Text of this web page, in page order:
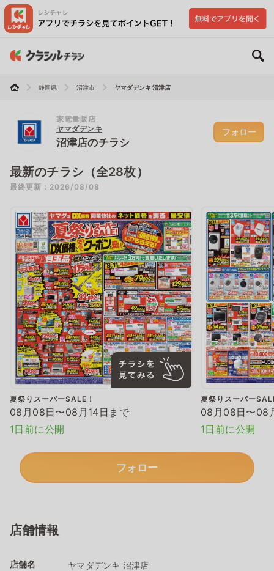
静岡県 沼津市 ヤマダデンキ 沼津店
家電量販店
ヤマダデンキ
沼津店のチラシ
フォロー
最新のチラシ（全28枚）
最終更新：2026/08/08
夏祭りスーパーSALE！
08月08日〜08月14日まで
1日前に公開
夏祭りスーパー
08月08日〜08
1日前に公開
フォロー
店舗情報
店舗名 ヤマダデンキ 沼津店